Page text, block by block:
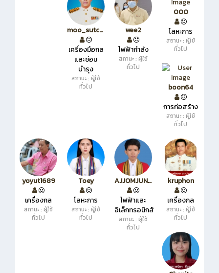
moo_sutchay
เครื่องมือกล
และซ่อม
บำรุง
สถานะ : ผู้ใช้
ทั่วไป
wee2
ไฟฟ้ากำลัง
สถานะ : ผู้ใช้
ทั่วไป
000
โลหะการ
สถานะ : ผู้ใช้
ทั่วไป
boon64
การก่อสร้าง
สถานะ : ผู้ใช้
ทั่วไป
yoyut1689
เครื่องกล
สถานะ : ผู้ใช้
ทั่วไป
Toey
โลหะการ
สถานะ : ผู้ใช้
ทั่วไป
AJJOMJUNGKEE
ไฟฟ้าและ
อิเล็กทรอนิกส์
สถานะ : ผู้ใช้
ทั่วไป
kruphon
เครื่องกล
สถานะ : ผู้ใช้
ทั่วไป